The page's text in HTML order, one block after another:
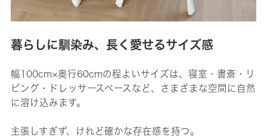
暮らしに馴染み、長く愛せるサイズ感
幅100cm×奥行60cmの程よいサイズは、寝室・書斎・リ
ビング・ドレッサースペースなど、さまざまな空間に自然
に溶け込みます。
主張しすぎず、けれど確かな存在感を持つ。